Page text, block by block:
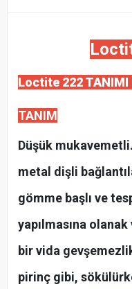
Loctite 222 TANIMI
TANIM
Düşük
metal dişli
gömme başlı ve
yapılmasına
bir vida
pirinç gibi,